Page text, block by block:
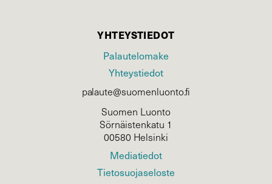
YHTEYSTIEDOT
Palautelomake
Yhteystiedot
palaute@suomenluonto.fi
Suomen Luonto
Sörnäistenkatu 1
00580 Helsinki
Mediatiedot
Tietosuojaseloste